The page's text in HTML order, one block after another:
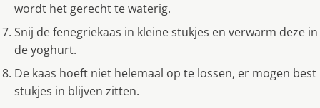
wordt het gerecht te waterig.
Snij de fenegriekaas in kleine stukjes en verwarm deze in
de yoghurt.
De kaas hoeft niet helemaal op te lossen, er mogen best
stukjes in blijven zitten.